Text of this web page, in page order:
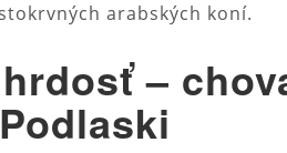
arabských koní.
–